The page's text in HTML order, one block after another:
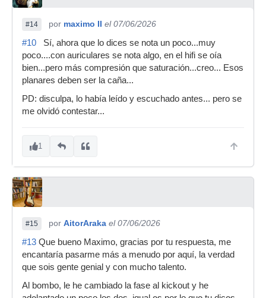
#14 por maximo II el 07/06/2026
#10 Sí, ahora que lo dices se nota un poco...muy
poco....con auriculares se nota algo, en el hifi se oía
bien...pero más compresión que saturación...creo... Esos
planares deben ser la caña...
PD: disculpa, lo había leído y escuchado antes... pero se
me olvidó contestar...
1
#15 por AitorAraka el 07/06/2026
#13 Que bueno Maximo, gracias por tu respuesta, me
encantaría pasarme más a menudo por aquí, la verdad
que sois gente genial y con mucho talento.
Al bombo, le he cambiado la fase al kickout y he